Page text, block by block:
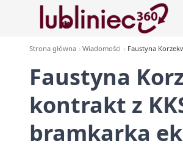
Strona główna Wiadomości Faustyna
Faustyna
kontrakt z
bramkarka